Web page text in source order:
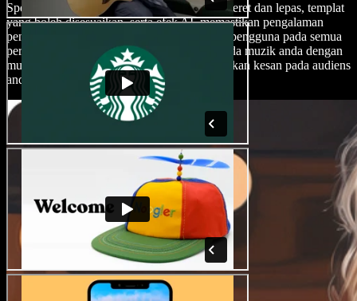
Speechify Studio menawarkan antara muka seret dan lepas, templat
yang boleh disesuaikan, serta efek AI, memastikan pengalaman
penyuntingan yang lancar dan mudah untuk pengguna pada semua
peringkat. Tambahkan sentuhan istimewa pada muzik anda dengan
mudah dan cipta kandungan yang meninggalkan kesan pada audiens
anda.